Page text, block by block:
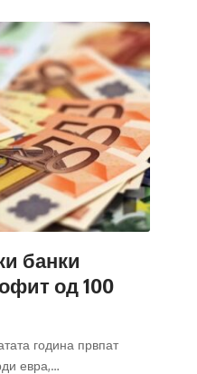
банки
од 100
година првпат
евра,…